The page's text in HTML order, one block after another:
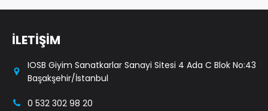
İLETİŞİM
IOSB Giyim Sanatkarlar Sanayi Sitesi 4 Ada C Blok No:43
Başakşehir/İstanbul
0 532 302 98 20